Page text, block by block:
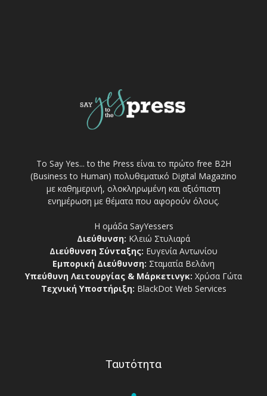
Το Say Yes... to the Press είναι το πρώτο free Β2Η
(Business to Human) πολυθεματικό Digital Magazino
με καθημερινή, ολοκληρωμένη και αξιόπιστη
ενημέρωση με θέματα που αφορούν όλους.
Η ομάδα SayYessers
Διεύθυνση: Κλειώ Στυλιαρά
Διεύθυνση Σύνταξης: Ευγενία Αντωνίου
Εμπορική Διεύθυνση: Σταματία Βελάνη
Υπεύθυνη Λειτουργίας & Μάρκετινγκ: Χρύσα Γώτα
Τεχνική Υποστήριξη: BlackDot Web Services
Ταυτότητα